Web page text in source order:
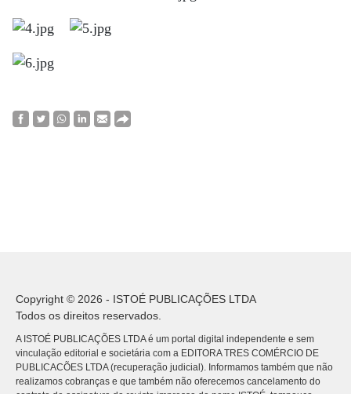
Copyright © 2026 - ISTOÉ PUBLICAÇÕES LTDA
Todos os direitos reservados.
A ISTOÉ PUBLICAÇÕES LTDA é um portal digital independente e sem
vinculação editorial e societária com a EDITORA TRES COMÉRCIO DE
PUBLICACÕES LTDA (recuperação judicial). Informamos também que não
realizamos cobranças e que também não oferecemos cancelamento do